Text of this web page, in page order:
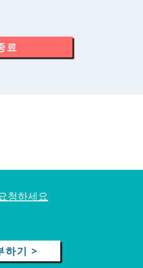
료
청하세요
하기 >